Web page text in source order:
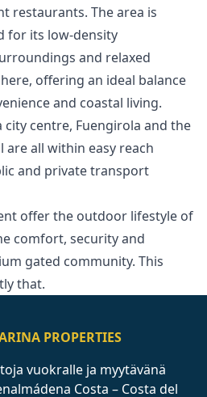
restaurants. The area is
for its low-density
and relaxed
offering an ideal balance
and coastal living.
centre, Fuengirola and the
are all within easy reach
and private ‌transport
offer the outdoor lifestyle ‌of
‌comfort, ‌security ‌and
‌gated ‌community. ‌This
‌that.
PROPERTIES
vuokralle ja myytävänä
Costa – Costa del